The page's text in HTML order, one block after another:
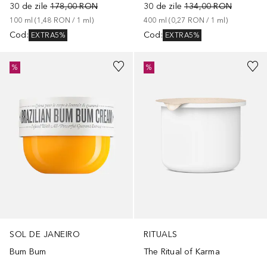
30 de zile 178,00 RON
100 ml (1,48 RON / 1 ml )
Cod : EXTRA5%
30 de zile 134,00 RON
400 ml (0,27 RON / 1 ml )
Cod : EXTRA5%
SOL DE JANEIRO
Bum Bum
%
RITUALS
The Ritual of Karma
%